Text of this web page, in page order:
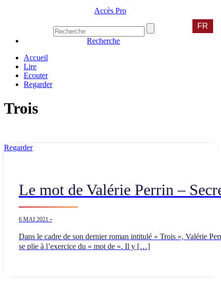
Accès Pro
FR
Recherche
Accueil
Lire
Ecouter
Regarder
Trois
Regarder
Le mot de Valérie Perrin –
6 MAI 2021 -
Dans le cadre de son dernier roman intitulé « Trois », Valérie
se plie à l’exercice du « mot de ». Il y […]